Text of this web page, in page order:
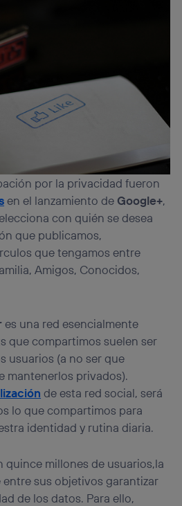
por la privacidad fueron
en el lanzamiento de Google+,
con quién se desea
que publicamos,
que tengamos entre
Amigos, Conocidos,
es una red esencialmente
que compartimos suelen ser
usuarios (a no ser que
mantenerlos privados).
de esta red social, será
lo que compartimos para
identidad y rutina diaria.
quince millones de usuarios,la
sus objetivos garantizar
de los datos. Para ello,